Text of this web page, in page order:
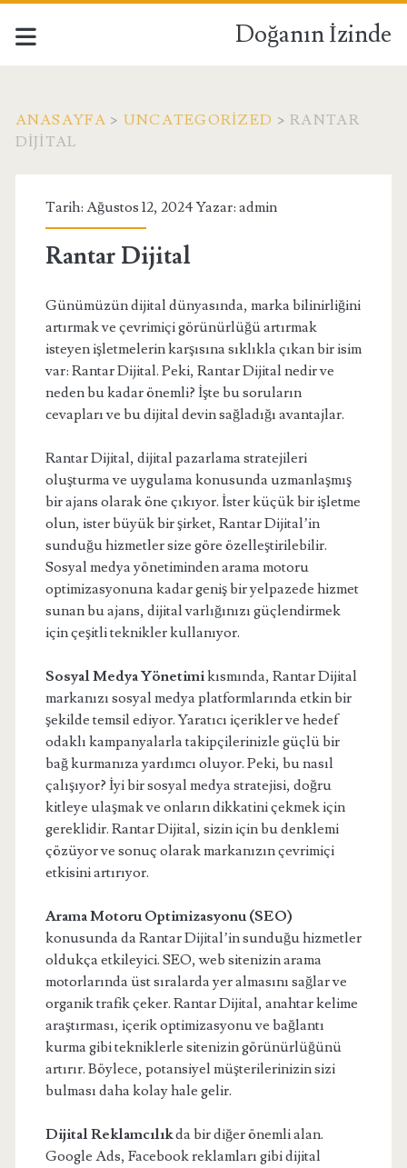
Doğanın İzinde
ANASAYFA > UNCATEGORIZED >RANTAR
DIJITAL
Tarih: Ağustos 12, 2024 Yazar: admin
Rantar Dijital
Günümüzün dijital dünyasında, marka bilinirliğini
artırmak ve çevrimiçi görünürlüğü artırmak
isteyen işletmelerin karşısına sıklıkla çıkan bir isim
var: Rantar Dijital. Peki, Rantar Dijital nedir ve
neden bu kadar önemli? İşte bu soruların
cevapları ve bu dijital devin sağladığı avantajlar.
Rantar Dijital, dijital pazarlama stratejileri
oluşturma ve uygulama konusunda uzmanlaşmış
bir ajans olarak öne çıkıyor. İster küçük bir işletme
olun, ister büyük bir şirket, Rantar Dijital’in
sunduğu hizmetler size göre özelleştirilebilir.
Sosyal medya yönetiminden arama motoru
optimizasyonuna kadar geniş bir yelpazede hizmet
sunan bu ajans, dijital varlığınızı güçlendirmek
için çeşitli teknikler kullanıyor.
Sosyal Medya Yönetimikısmında, Rantar Dijital
markanızı sosyal medya platformlarında etkin bir
şekilde temsil ediyor. Yaratıcı içerikler ve hedef
odaklı kampanyalarla takipçilerinizle güçlü bir
bağ kurmanıza yardımcı oluyor. Peki, bu nasıl
çalışıyor? İyi bir sosyal medya stratejisi, doğru
kitleye ulaşmak ve onların dikkatini çekmek için
gereklidir. Rantar Dijital, sizin için bu denklemi
çözüyor ve sonuç olarak markanızın çevrimiçi
etkisini artırıyor.
Arama Motoru Optimizasyonu (SEO)
konusunda da Rantar Dijital’in sunduğu hizmetler
oldukça etkileyici. SEO, web sitenizin arama
motorlarında üst sıralarda yer almasını sağlar ve
organik trafik çeker. Rantar Dijital, anahtar kelime
araştırması, içerik optimizasyonu ve bağlantı
kurma gibi tekniklerle sitenizin görünürlüğünü
artırır. Böylece, potansiyel müşterilerinizin sizi
bulması daha kolay hale gelir.
Dijital Reklamcılıkda bir diğer önemli alan.
Google Ads, Facebook reklamları gibi dijital